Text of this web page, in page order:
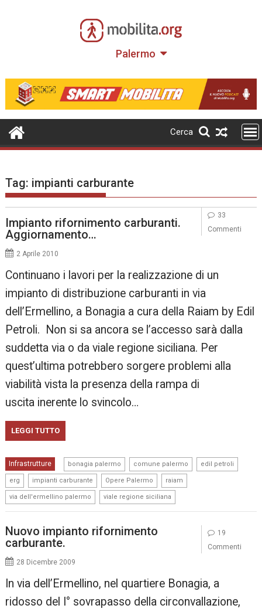
Palermo
Cerca
Tag: impianti carburante
Impianto rifornimento carburanti.
Aggiornamento…
2 Aprile 2010
Continuano i lavori per la realizzazione di un
impianto di distribuzione carburanti in via
dell’Ermellino, a Bonagia a cura della Raiam by Edil
Petroli. Non si sa ancora se l’accesso sarà dalla
suddetta via o da viale regione siciliana. Per
quest’ultima potrebbero sorgere problemi alla
viabilità vista la presenza della rampa di
uscita inerente lo svincolo…
LEGGI TUTTO
Infrastrutture bonagia palermo comune palermo edil petroli
erg impianti carburante Opere Palermo raiam
via dell'ermellino palermo viale regione siciliana
33
Commenti
Nuovo impianto rifornimento
carburante.
28 Dicembre 2009
In via dell’Ermellino, nel quartiere Bonagia, a
ridosso del I° sovrapasso della circonvallazione,
19
Commenti